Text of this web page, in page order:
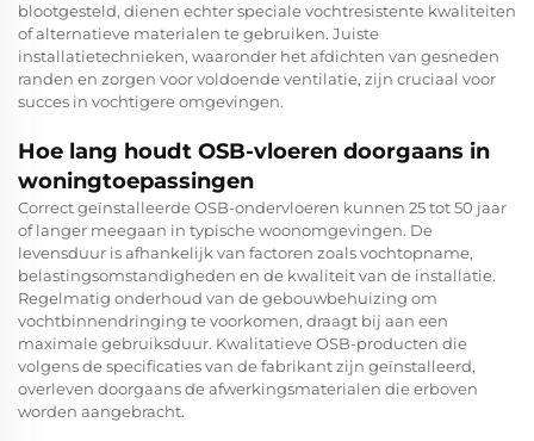
blootgesteld, dienen echter speciale vochtresistente kwaliteiten
of alternatieve materialen te gebruiken. Juiste
installatietechnieken, waaronder het afdichten van gesneden
randen en zorgen voor voldoende ventilatie, zijn cruciaal voor
succes in vochtigere omgevingen.
Hoe lang houdt OSB-vloeren doorgaans in
woningtoepassingen
Correct geïnstalleerde OSB-ondervloeren kunnen 25 tot 50 jaar
of langer meegaan in typische woonomgevingen. De
levensduur is afhankelijk van factoren zoals vochtopname,
belastingsomstandigheden en de kwaliteit van de installatie.
Regelmatig onderhoud van de gebouwbehuizing om
vochtbinnendringing te voorkomen, draagt bij aan een
maximale gebruiksduur. Kwalitatieve OSB-producten die
volgens de specificaties van de fabrikant zijn geïnstalleerd,
overleven doorgaans de afwerkingsmaterialen die erboven
worden aangebracht.